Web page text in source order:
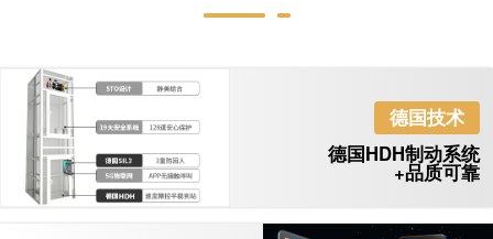
德国技术
德国HDH制动系统
+品质可靠